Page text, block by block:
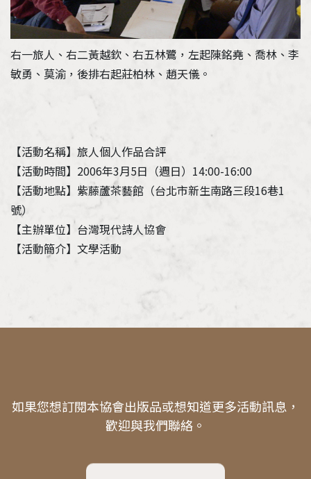
右一旅人、右二黃越欽、右五林鷺，左起陳銘堯、喬林、李
敏勇、莫渝，後排右起莊柏林、趙天儀。
【活動名稱】旅人個人作品合評
【活動時間】2006年3月5日（週日）14:00-16:00
【活動地點】紫藤蘆茶藝館（台北市新生南路三段16巷1
號）
【主辦單位】台灣現代詩人協會
【活動簡介】文學活動
如果您想訂閱本協會出版品或想知道更多活動訊息，
歡迎與我們聯絡。